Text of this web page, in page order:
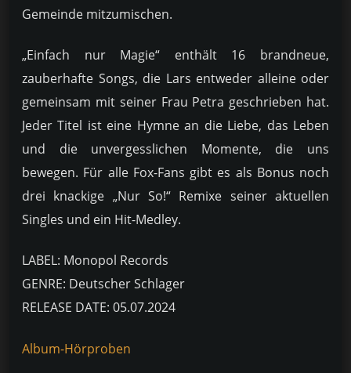
Gemeinde mitzumischen.
„Einfach nur Magie“ enthält 16 brandneue,
zauberhafte Songs, die Lars entweder alleine oder
gemeinsam mit seiner Frau Petra geschrieben hat.
Jeder Titel ist eine Hymne an die Liebe, das Leben
und die unvergesslichen Momente, die uns
bewegen. Für alle Fox-Fans gibt es als Bonus noch
drei knackige „Nur So!“ Remixe seiner aktuellen
Singles und ein Hit-Medley.
LABEL: Monopol Records
GENRE: Deutscher Schlager
RELEASE DATE: 05.07.2024
Album-Hörproben